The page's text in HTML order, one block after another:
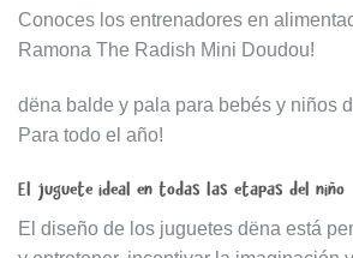
Conoces los entrenadores en
Ramona The Radish Mini Doudou!
dëna balde y pala para bebés y niños
Para todo el año!
El juguete ideal en todas las etapas del niño
El diseño de los juguetes dëna está